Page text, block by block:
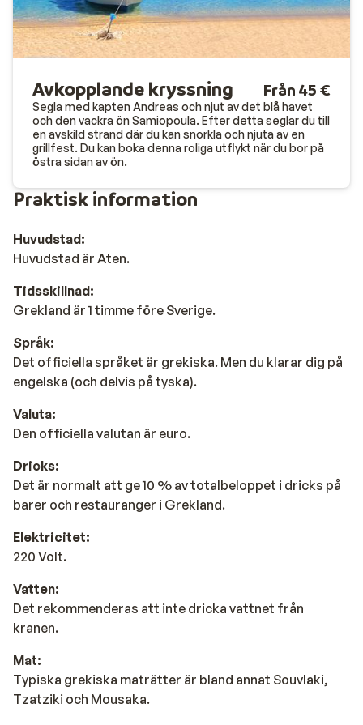
Avkopplande kryssning Från 45 €
Segla med kapten Andreas och njut av det blå havet
och den vackra ön Samiopoula. Efter detta seglar du till
en avskild strand där du kan snorkla och njuta av en
grillfest. Du kan boka denna roliga utflykt när du bor på
östra sidan av ön.
Praktisk information
Huvudstad:
Huvudstad är Aten.
Tidsskillnad:
Grekland är 1 timme före Sverige.
Språk:
Det officiella språket är grekiska. Men du klarar dig på
engelska (och delvis på tyska).
Valuta:
Den officiella valutan är euro.
Dricks:
Det är normalt att ge 10 % av totalbeloppet i dricks på
barer och restauranger i Grekland.
Elektricitet:
220 Volt.
Vatten:
Det rekommenderas att inte dricka vattnet från
kranen.
Mat:
Typiska grekiska maträtter är bland annat Souvlaki,
Tzatziki och Mousaka.